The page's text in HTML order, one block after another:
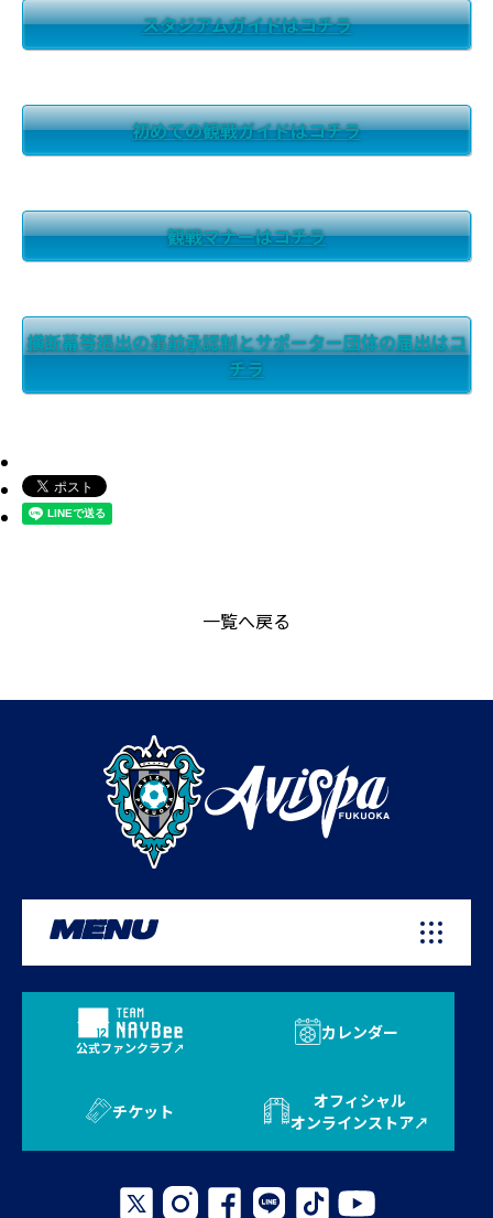
スタジアムガイドはコチラ
初めての観戦ガイドはコチラ
観戦マナーはコチラ
横断幕等掲出の事前承認制とサポーター団体の届出はコ
チラ
一覧へ戻る
MENU
公式ファンクラブ
カレンダー
チケット
オフィシャル
オンラインストア